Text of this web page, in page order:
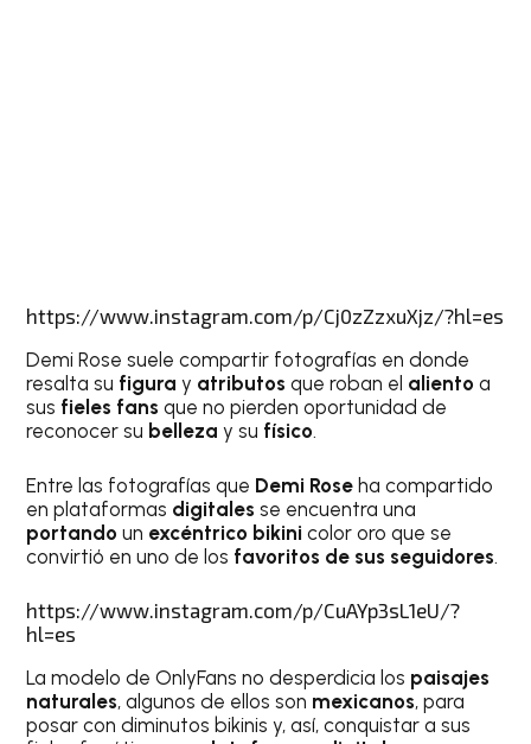
https://www.instagram.com/p/Cj0zZzxuXjz/?hl=es
Demi Rose suele compartir fotografías en donde
resalta su figura y atributos que roban el aliento a
sus fieles fansque no pierden oportunidad de
reconocer su belleza y su físico.
Entre las fotografías que Demi Roseha compartido
en plataformas digitales se encuentra una
portando un excéntrico bikini color oro que se
convirtió en uno de los favoritos de sus seguidores.
https://www.instagram.com/p/CuAYp3sL1eU/?
hl=es
La modelo de OnlyFans no desperdicia los paisajes
naturales, algunos de ellos son mexicanos, para
posar con diminutos bikinis y, así, conquistar a sus